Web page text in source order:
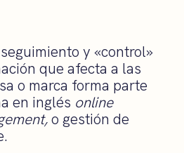
y «control»
que afecta a las
o marca forma parte
en inglés online
o gestión de